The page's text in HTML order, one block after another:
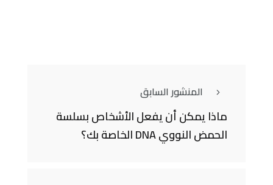
المنشور السابق
ماذا يمكن أن يفعل الأشخاص بسلسة
الحمض النووي DNA الخاصة بك؟